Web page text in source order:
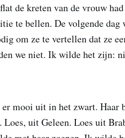
de kreten van de vrouw
te bellen. De volgende dag
om ze te vertellen dat ze
we niet. Ik wilde het zijn:
mooi uit in het zwart. Haar
uit Geleen. Loes uit